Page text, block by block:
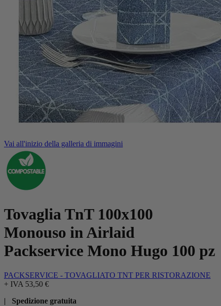
Vai all'inizio della galleria di immagini
Tovaglia TnT 100x100
Monouso in Airlaid
Packservice Mono Hugo 100 pz
PACKSERVICE - TOVAGLIATO TNT PER RISTORAZIONE
+ IVA 53,50 €
| Spedizione gratuita